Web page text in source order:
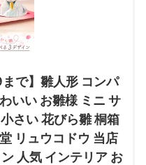
で】雛人形 コンパ
いい お雛様 ミニ サ
さい 花びら雛 桐箱
リュウコドウ 当店
人気 インテリア お